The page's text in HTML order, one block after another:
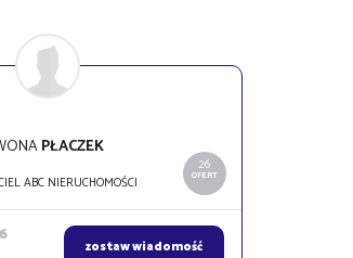
26
OFERT
PŁACZEK
ABC NIERUCHOMOŚCI
zostaw wiadomość